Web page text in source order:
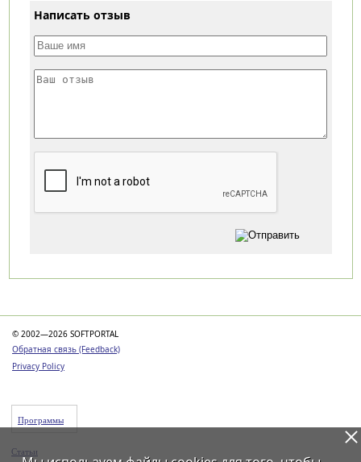
Написать отзыв
© 2002—2026 SOFTPORTAL
Обратная связь (Feedback)
Privacy Policy
Программы
Статьи